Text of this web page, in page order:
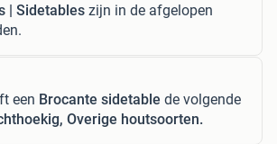
| Sidetables zijn in de afgelopen
een Brocante sidetable de volgende
Overige houtsoorten.